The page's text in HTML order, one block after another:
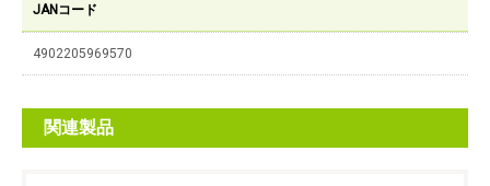
JANコード
4902205969570
関連製品